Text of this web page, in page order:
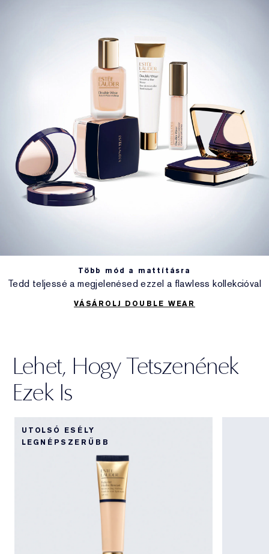
Több mód a mattításra
Tedd teljessé a megjelenésed ezzel a flawless kollekcióval
VÁSÁROLJ DOUBLE WEAR
Lehet, Hogy Tetszenének
Ezek Is
UTOLSÓ ESÉLY
LEGNÉPSZERŰBB